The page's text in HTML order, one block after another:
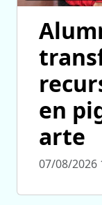
en
arte
07/08/2026